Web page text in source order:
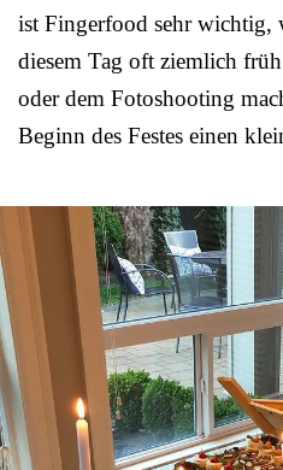
ist Fingerfood sehr wichtig,
diesem Tag oft ziemlich
oder dem Fotoshooting
Beginn des Festes einen